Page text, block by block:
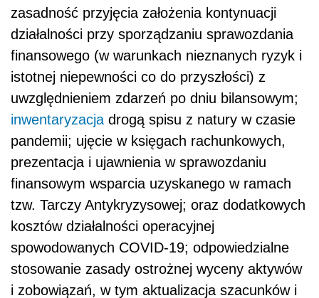
zasadność przyjęcia założenia kontynuacji
działalności przy sporządzaniu sprawozdania
finansowego (w warunkach nieznanych ryzyk i
istotnej niepewności co do przyszłości) z
uwzględnieniem zdarzeń po dniu bilansowym;
inwentaryzacja drogą spisu z natury w czasie
pandemii; ujęcie w księgach rachunkowych,
prezentacja i ujawnienia w sprawozdaniu
finansowym wsparcia uzyskanego w ramach
tzw. Tarczy Antykryzysowej; oraz dodatkowych
kosztów działalności operacyjnej
spowodowanych COVID-19; odpowiedzialne
stosowanie zasady ostrożnej wyceny aktywów
i zobowiązań, w tym aktualizacja szacunków i